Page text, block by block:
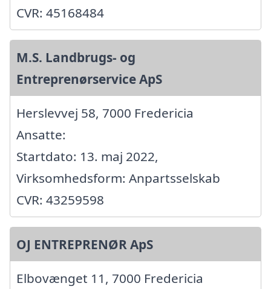
CVR: 45168484
M.S. Landbrugs- og
Entreprenørservice ApS
Herslevvej 58, 7000 Fredericia
Ansatte:
Startdato: 13. maj 2022,
Virksomhedsform: Anpartsselskab
CVR: 43259598
OJ ENTREPRENØR ApS
Elbovænget 11, 7000 Fredericia